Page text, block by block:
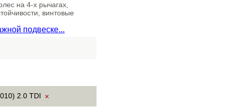
на 4-х рычагах,
винтовые
подвеске...
2.0 TDI ×